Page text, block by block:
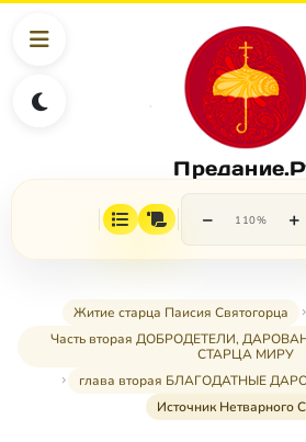
− 110% +
Житие старца Паисия Святогорца
Часть вторая ДОБРОДЕТЕЛИ,
СТАРЦА МИРУ
глава вторая БЛАГОДАТНЫЕ
Источник Нетварного